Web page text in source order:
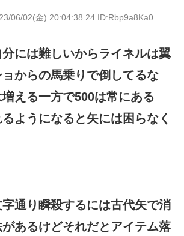
06/02(金) 20:04:38.24 ID:Rbp9a8Ka0
には難しいからライネルは翼
からの馬乗りで倒してるな
える一方で500は常にある
ようになると矢には困らなく
通り瞬殺するには古代矢で消
があるけどそれだとアイテム落